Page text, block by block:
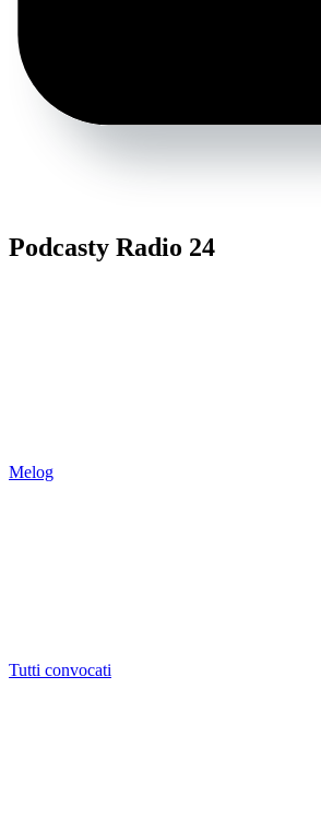
Podcasty Radio 24
Melog
Tutti convocati